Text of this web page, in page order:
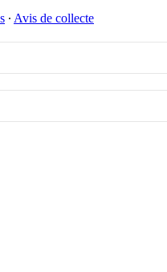
∙ Avis de collecte